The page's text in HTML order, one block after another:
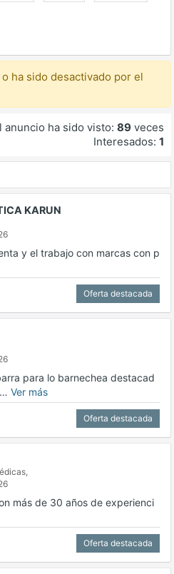
ha sido desactivado por el
anuncio ha sido visto: 89 veces
Interesados: 1
KARUN
y el trabajo con marcas con p
Oferta destacada
para lo barnechea destacad
Ver más
Oferta destacada
más de 30 años de experienci
Oferta destacada